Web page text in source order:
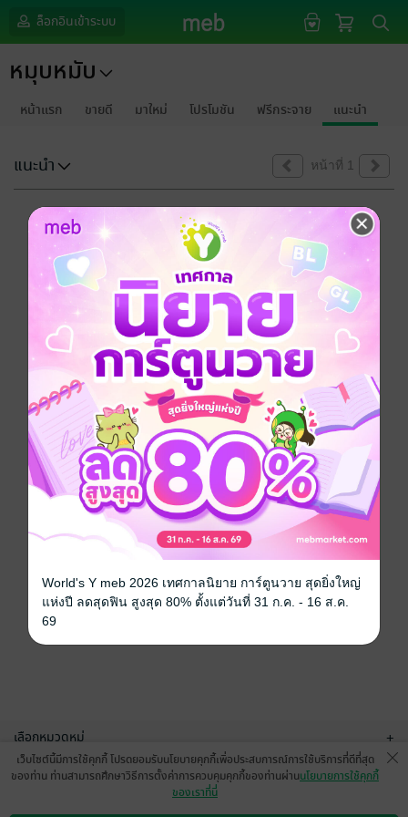
ล็อกอินเข้าระบบ
หมุบหมับ
หน้าแรก ขายดี มาใหม่ โปรโมชัน ฟรีกระจาย แนะนำ
แนะนำ หน้าที่ 1
ขออภัยด้วยนะคะ
ไม่พบข้อมูลในหัวข้อที่คุณกำลังชมค่ะ
เลือกหมวดหมู่ +
บริการช่วยเหลือ
เว็บไซต์นี้มีการใช้คุกกี้ โปรดยอมรับนโยบายคุกกี้เพื่อประสบการณ์การใช้บริการที่ดีที่สุด
ของท่าน ท่านสามารถศึกษาวิธีการตั้งค่าการควบคุมคุกกี้ของท่านผ่านนโยบายการใช้คุกกี้
ของเราที่นี่
World's Y meb 2026 เทศกาลนิยาย การ์ตูนวาย สุดยิ่งใหญ่
แห่งปี ลดสุดฟิน สูงสุด 80% ตั้งแต่วันที่ 31 ก.ค. - 16 ส.ค.
69